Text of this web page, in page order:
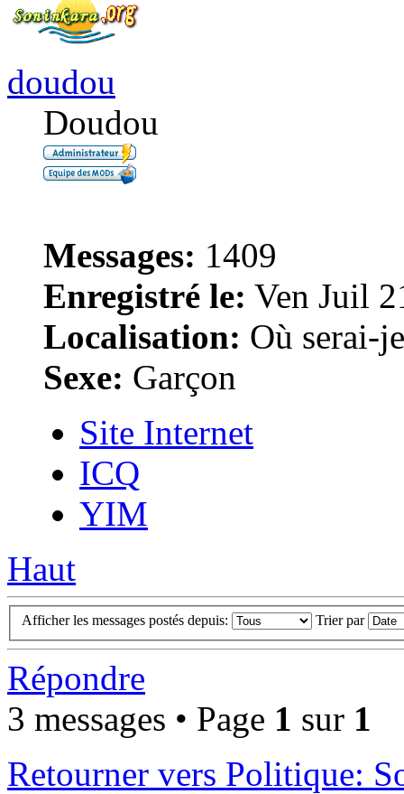
doudou
Doudou
Messages: 1409
Enregistré le: Ven Juil
Localisation: Où serai-
Sexe: Garçon
Site Internet
ICQ
YIM
Haut
Afficher les messages postés depuis: Trier par
Répondre
3 messages • Page 1 sur 1
Retourner vers Politique: